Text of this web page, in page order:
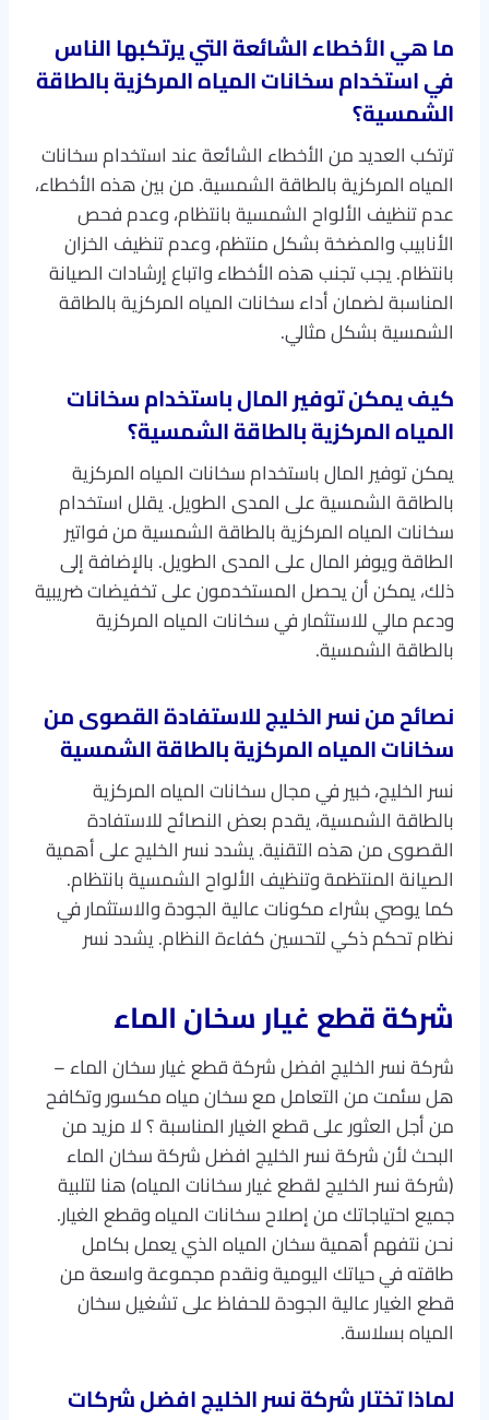
ما هي الأخطاء الشائعة التي يرتكبها الناس
في استخدام سخانات المياه المركزية بالطاقة
الشمسية؟
ترتكب العديد من الأخطاء الشائعة عند استخدام سخانات
المياه المركزية بالطاقة الشمسية. من بين هذه الأخطاء،
عدم تنظيف الألواح الشمسية بانتظام، وعدم فحص
الأنابيب والمضخة بشكل منتظم، وعدم تنظيف الخزان
بانتظام. يجب تجنب هذه الأخطاء واتباع إرشادات الصيانة
المناسبة لضمان أداء سخانات المياه المركزية بالطاقة
الشمسية بشكل مثالي.
كيف يمكن توفير المال باستخدام سخانات
المياه المركزية بالطاقة الشمسية؟
يمكن توفير المال باستخدام سخانات المياه المركزية
بالطاقة الشمسية على المدى الطويل. يقلل استخدام
سخانات المياه المركزية بالطاقة الشمسية من فواتير
الطاقة ويوفر المال على المدى الطويل. بالإضافة إلى
ذلك، يمكن أن يحصل المستخدمون على تخفيضات ضريبية
ودعم مالي للاستثمار في سخانات المياه المركزية
بالطاقة الشمسية.
نصائح من نسر الخليج للاستفادة القصوى من
سخانات المياه المركزية بالطاقة الشمسية
نسر الخليج، خبير في مجال سخانات المياه المركزية
بالطاقة الشمسية، يقدم بعض النصائح للاستفادة
القصوى من هذه التقنية. يشدد نسر الخليج على أهمية
الصيانة المنتظمة وتنظيف الألواح الشمسية بانتظام.
كما يوصي بشراء مكونات عالية الجودة والاستثمار في
نظام تحكم ذكي لتحسين كفاءة النظام. يشدد نسر
شركة قطع غيارسخان الماء
شركة نسر الخليج افضل شركة قطع غيار سخان الماء –
هل سئمت من التعامل مع سخان مياه مكسور وتكافح
من أجل العثور على قطع الغيار المناسبة ؟ لا مزيد من
البحث لأن شركة نسر الخليج افضل شركة سخان الماء
(شركة نسر الخليج لقطع غيار سخانات المياه) هنا لتلبية
جميع احتياجاتك من إصلاح سخانات المياه وقطع الغيار.
نحن نتفهم أهمية سخان المياه الذي يعمل بكامل
طاقته في حياتك اليومية ونقدم مجموعة واسعة من
قطع الغيار عالية الجودة للحفاظ على تشغيل سخان
المياه بسلاسة.
لماذا تختار شركة نسر الخليج افضل شركات